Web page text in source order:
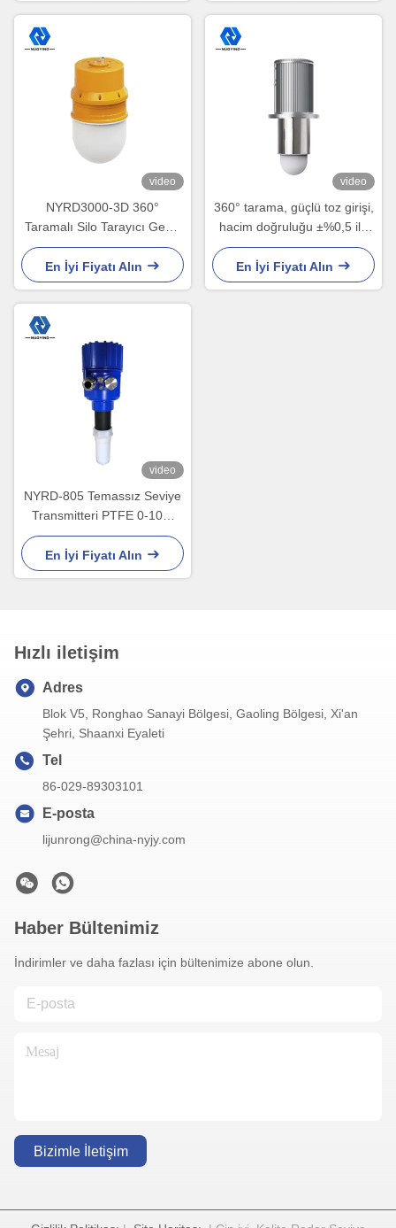
video
NYRD3000-3D 360°
Taramalı Silo Tarayıcı Geniş
sıcaklık aralığı - 40°C ila
85°C
En İyi Fiyatı Alın
video
360° tarama, güçlü toz girişi,
hacim doğruluğu ±%0,5 ile
NYRD3000-3D
En İyi Fiyatı Alın
video
NYRD-805 Temassız Seviye
Transmitteri PTFE 0-10m
Ölçüm Aralığı
En İyi Fiyatı Alın
Hızlı iletişim
Adres
Blok V5, Ronghao Sanayi Bölgesi, Gaoling Bölgesi, Xi'an
Şehri, Shaanxi Eyaleti
Tel
86-029-89303101
E-posta
lijunrong@china-nyjy.com
Haber Bültenimiz
İndirimler ve daha fazlası için bültenimize abone olun.
Bizimle İletişim